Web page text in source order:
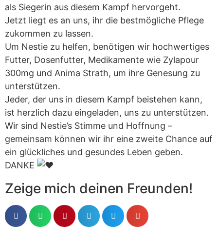
als Siegerin aus diesem Kampf hervorgeht.
Jetzt liegt es an uns, ihr die bestmögliche Pflege
zukommen zu lassen.
Um Nestie zu helfen, benötigen wir hochwertiges
Futter, Dosenfutter, Medikamente wie Zylapour
300mg und Anima Strath, um ihre Genesung zu
unterstützen.
Jeder, der uns in diesem Kampf beistehen kann,
ist herzlich dazu eingeladen, uns zu unterstützen.
Wir sind Nestie’s Stimme und Hoffnung –
gemeinsam können wir ihr eine zweite Chance auf
ein glückliches und gesundes Leben geben.
DANKE
Zeige mich deinen Freunden!